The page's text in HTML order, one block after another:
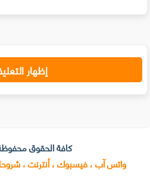
إظهار
كافة الحقوق محفوظة ©
واتس آب ، فيسبوك ، أنترنت ،